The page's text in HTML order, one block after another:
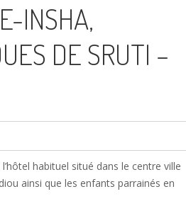
INSHA,
DE SRUTI –
habituel situé dans le centre ville
ainsi que les enfants parrainés en